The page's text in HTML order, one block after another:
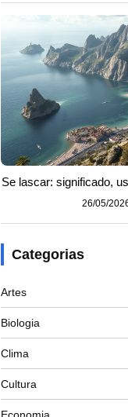
Se lascar: significado,
26/05/
Categorias
Artes
Biologia
Clima
Cultura